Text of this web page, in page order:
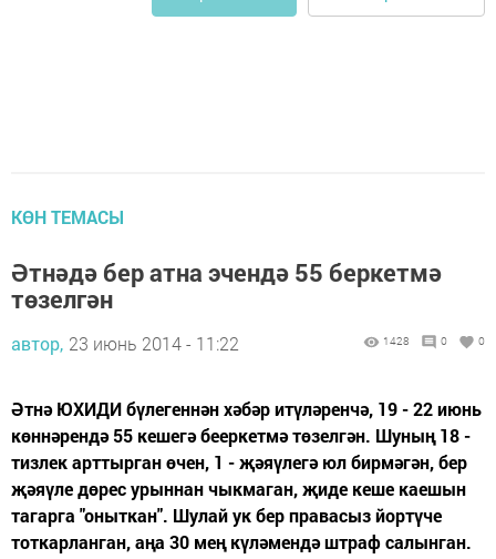
КӨН ТЕМАСЫ
Әтнәдә бер атна эчендә 55 беркетмә
төзелгән
автор, 23 июнь 2014 - 11:22 1428 0 0
Әтнә ЮХИДИ бүлегеннән хәбәр итүләренчә, 19 - 22 июнь
көннәрендә 55 кешегә бееркетмә төзелгән. Шуның 18 -
тизлек арттырган өчен, 1 - җәяүлегә юл бирмәгән, бер
җәяүле дөрес урыннан чыкмаган, җиде кеше каешын
тагарга "оныткан". Шулай ук бер правасыз йортүче
тоткарланган, аңа 30 мең күләмендә штраф салынган.